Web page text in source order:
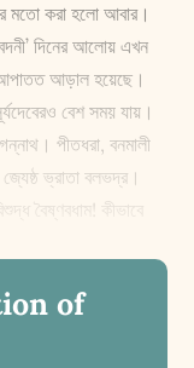
মতো করা হলো আবার।
দিনের আলোয় এখন
আপাতত আড়াল হয়েছে।
বেশ সময় যায়।
পীতধরা, বনমালী
জ্যেষ্ঠ ভ্রাতা বলভদ্র।
বৈষ্ণবধাম! কীভাবে
of